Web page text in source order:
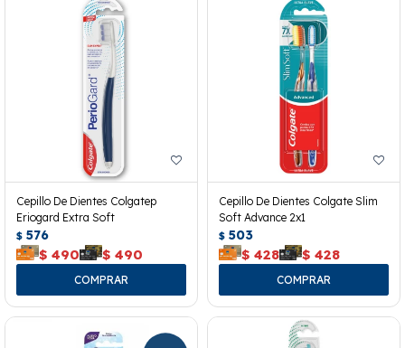
Cepillo De Dientes Colgatep
Eriogard Extra Soft
$ 576
$ 490 $ 490
Cepillo De Dientes Colgate Slim
Soft Advance 2x1
$ 503
$ 428 $ 428